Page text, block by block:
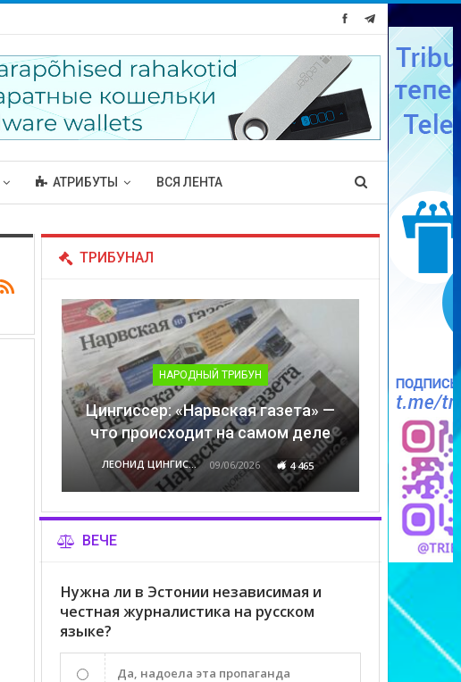
АТРИБУТЫ ВСЯ ЛЕНТА
ТРИБУНАЛ
НАРОДНЫЙ ТРИБУН
Цингиссер: «Нарвская газета» —
что происходит на самом деле
ЛЕОНИД ЦИНГИССЕР 09/06/2026 4 465
ВЕЧЕ
Нужна ли в Эстонии независимая и
честная журналистика на русском
языке?
Да, надоела эта пропаганда